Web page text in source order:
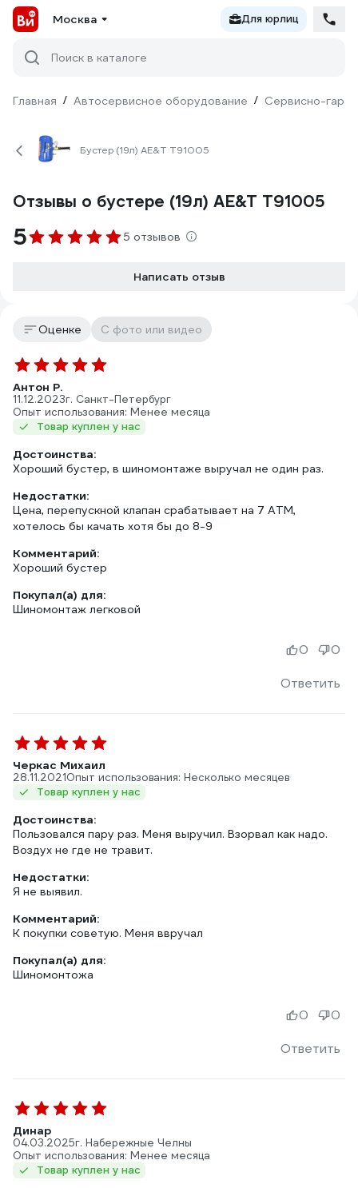
Москва Для юрлиц
Поиск в каталоге
Главная / Автосервисное оборудование / Сервисно-
Бустер (19л) AE&T T91005
Отзывы о бустере (19л) AE&T T91005
5 5 отзывов
Написать отзыв
Оценке С фото или видео
Антон Р.
11.12.2023г. Санкт-Петербург
Опыт использования: Менее месяца
Товар куплен у нас
Достоинства:
Хороший бустер, в шиномонтаже выручал не один раз.
Недостатки:
Цена, перепускной клапан срабатывает на 7 АТМ,
хотелось бы качать хотя бы до 8-9
Комментарий:
Хороший бустер
Покупал(а) для:
Шиномонтаж легковой
Ответить
0 0
Черкас Михаил
28.11.2021Опыт использования: Несколько месяцев
Товар куплен у нас
Достоинства:
Пользовался пару раз. Меня выручил. Взорвал как надо.
Воздух не где не травит.
Недостатки:
Я не выявил.
Комментарий:
К покупки советую. Меня ввручал
Покупал(а) для:
Шиномонтожа
Ответить
0 0
Динар
04.03.2025г. Набережные Челны
Опыт использования: Менее месяца
Товар куплен у нас